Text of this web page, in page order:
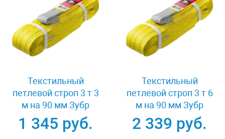
Текстильный
петлевой строп 3 т 3
м на 90 мм Зубр
43553-3-3
1 345 руб.
Текстильный
петлевой строп 3 т 6
м на 90 мм Зубр
43553-3-6
2 339 руб.